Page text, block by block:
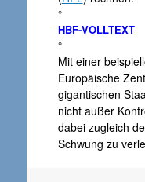
°
HBF-VOLLTEXT
°
Mit einer
Europäische
gigantischen
nicht außer
dabei zugleich
Schwung zu